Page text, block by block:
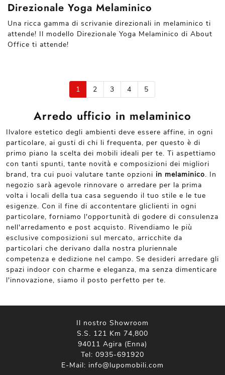
Direzionale Yoga Melaminico
Una ricca gamma di scrivanie direzionali in melaminico ti
attende! Il modello Direzionale Yoga Melaminico di About
Office ti attende!
1 2 3 4 5
Arredo ufficio in melaminico
Ilvalore estetico degli ambienti deve essere affine, in ogni
particolare, ai gusti di chi li frequenta, per questo è di
primo piano la scelta dei mobili ideali per te. Ti aspettiamo
con tanti spunti, tante novità e composizioni dei migliori
brand, tra cui puoi valutare tante opzioni in melaminico. In
negozio sarà agevole rinnovare o arredare per la prima
volta i locali della tua casa seguendo il tuo stile e le tue
esigenze. Con il fine di accontentare gliclienti in ogni
particolare, forniamo l'opportunità di godere di consulenza
nell'arredamento e post acquisto. Rivendiamo le più
esclusive composizioni sul mercato, arricchite da
particolari che derivano dalla nostra pluriennale
competenza e dedizione nel campo. Se desideri arredare gli
spazi indoor con charme e eleganza, ma senza dimenticare
l'innovazione, siamo il posto perfetto per te.
Il nostro Showroom
S.S. 121 Km 74,800
94011 Agira (Enna)
Tel: 0935-691920
E-Mail: info@lupomobili.com